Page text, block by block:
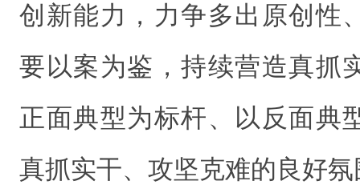
创新能力，力争多出原创性
要以案为鉴，持续营造真抓
正面典型为标杆、以反面典
真抓实干、攻坚克难的良好氛